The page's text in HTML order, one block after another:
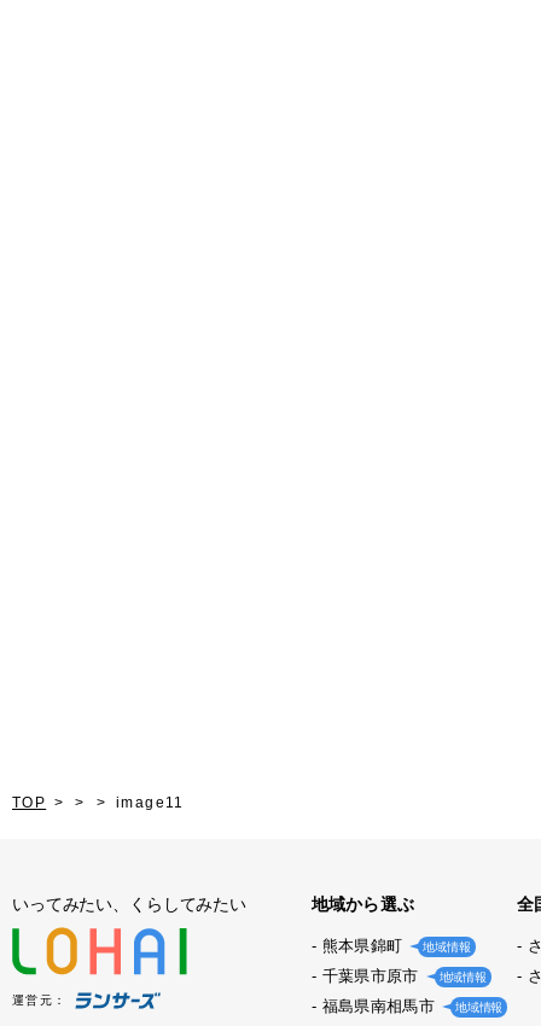
TOP image11
いってみたい、くらしてみたい
運営元：
地域から選ぶ
熊本県錦町 地域情報
千葉県市原市 地域情報
福島県南相馬市 地域情報
全